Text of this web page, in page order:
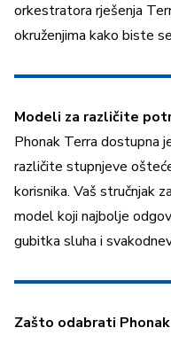
orkestratora rješenja
okruženjima kako biste
Modeli za različite
Phonak Terra dostupna
različite stupnjeve
korisnika. Vaš stručnjak
model koji najbolje
gubitka sluha i
Zašto odabrati